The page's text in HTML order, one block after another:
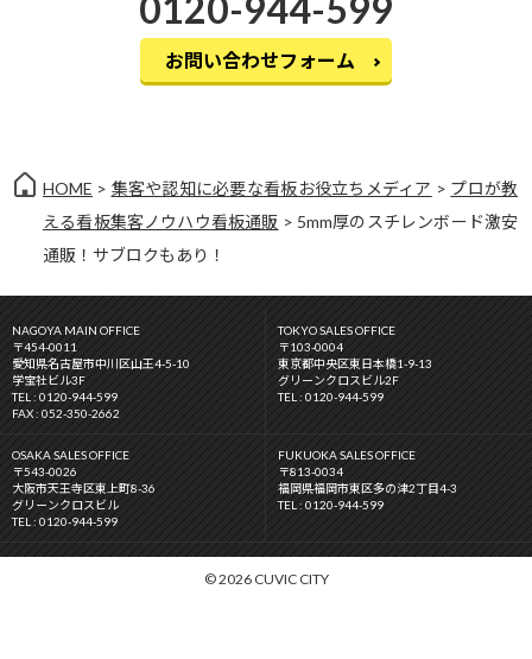
お問い合わせフォーム
HOME > 集客や認知に必要な看板お役立ちメディア > プロが教
える看板集客ノウハウ看板通販 > 5mm厚のスチレンボード激安
通販！サブロクもあり！
NAGOYA MAIN OFFICE
〒454-0011
愛知県名古屋市中川区山王4-5-10
学宝社ビル3F
TEL : 0120-944-599
FAX : 052-350-2662
TOKYO SALES OFFICE
〒103-0004
東京都中央区東日本橋1-9-13
グリーンクロスビル2F
TEL : 0120-944-599
OSAKA SALES OFFICE
〒543-0026
大阪市天王寺区東上町8-36
グリーンクロスビル
TEL : 0120-944-599
FUKUOKA SALES OFFICE
〒813-0034
福岡県福岡市東区多の津2丁目4-3
TEL : 0120-944-599
© 2026 CUVIC CITY